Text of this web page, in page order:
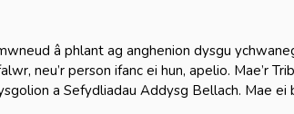
â phlant ag anghenion dysgu
neu’r person ifanc ei hun, apelio. Mae’r
a Sefydliadau Addysg Bellach. Mae ei